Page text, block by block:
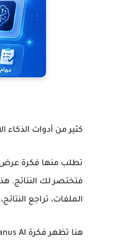
كثير من أدوات الذكاء
تطلب منها فكرة
فتختصر لك النتائج.
الملفات، تراجع
هنا تظهر فكرة AI